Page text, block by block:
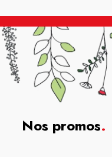
Nos promos.